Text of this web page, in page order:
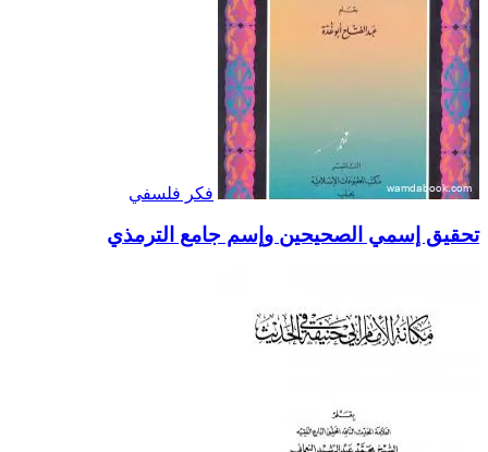
فكر فلسفي
تحقيق إسمي الصحيحين وإسم جامع الترمذي